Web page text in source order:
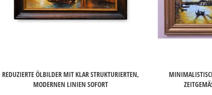
REDUZIERTE ÖLBILDER MIT KLAR STRUKTURIERTEN,
MODERNEN LINIEN SOFORT